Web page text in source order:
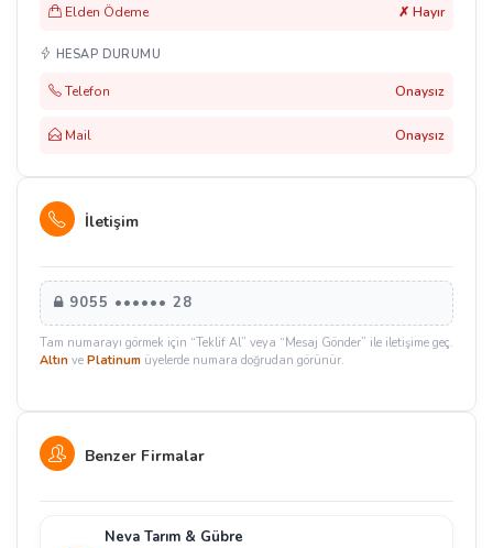
Elden Ödeme ✗ Hayır
HESAP DURUMU
Telefon Onaysız
Mail Onaysız
İletişim
9055 •••••• 28
Tam numarayı görmek için “Teklif Al” veya “Mesaj Gönder” ile iletişime geç.
Altın ve Platinum üyelerde numara doğrudan görünür.
Benzer Firmalar
Neva Tarım & Gübre